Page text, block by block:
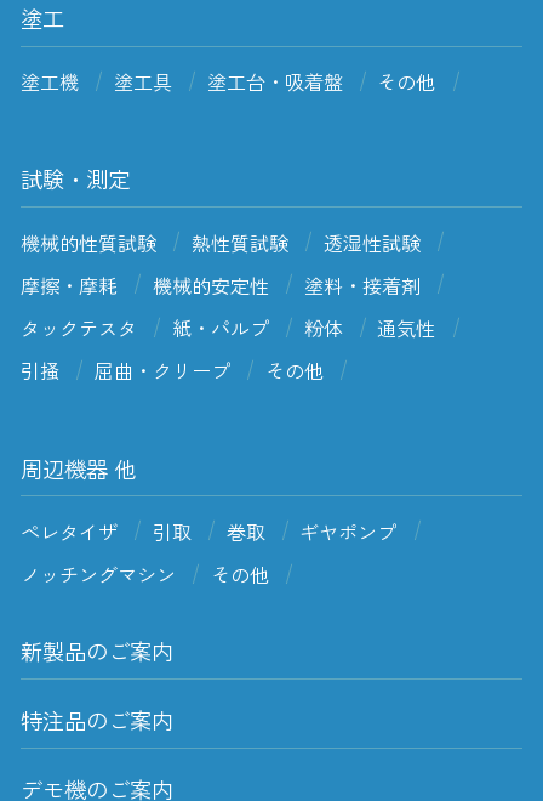
塗工
塗工機 塗工具 塗工台・吸着盤 その他
試験・測定
機械的性質試験 熱性質試験
透湿性試験
摩擦・摩耗
機械的安定性
塗料・接着剤
タックテスタ
紙・パルプ 粉体
通気性
引掻
屈曲・クリープ その他
周辺機器 他
ペレタイザ 引取 巻取
ギヤポンプ
ノッチングマシン
その他
新製品のご案内
特注品のご案内
デモ機のご案内